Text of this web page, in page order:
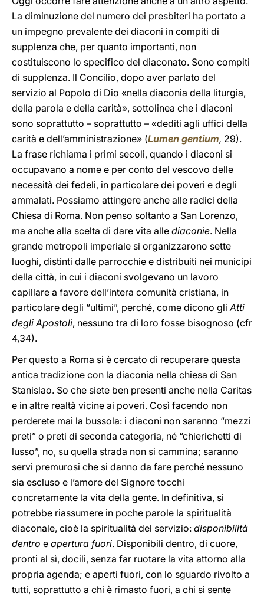
La diminuzione del numero dei presbiteri ha portato a
un impegno prevalente dei diaconi in compiti di
supplenza che, per quanto importanti, non
costituiscono lo specifico del diaconato. Sono compiti
di supplenza. Il Concilio, dopo aver parlato del
servizio al Popolo di Dio «nella diaconia della liturgia,
della parola e della carità», sottolinea che i diaconi
sono soprattutto – soprattutto – «dediti agli uffici della
carità e dell’amministrazione» (Lumen gentium, 29).
La frase richiama i primi secoli, quando i diaconi si
occupavano a nome e per conto del vescovo delle
necessità dei fedeli, in particolare dei poveri e degli
ammalati. Possiamo attingere anche alle radici della
Chiesa di Roma. Non penso soltanto a San Lorenzo,
ma anche alla scelta di dare vita alle diaconie. Nella
grande metropoli imperiale si organizzarono sette
luoghi, distinti dalle parrocchie e distribuiti nei municipi
della città, in cui i diaconi svolgevano un lavoro
capillare a favore dell’intera comunità cristiana, in
particolare degli “ultimi”, perché, come dicono gliAtti
degli Apostoli, nessuno tra di loro fosse bisognoso (cfr
4,34).
Per questo a Roma si è cercato di recuperare questa
antica tradizione con la diaconia nella chiesa di San
Stanislao. So che siete ben presenti anche nella Caritas
e in altre realtà vicine ai poveri. Così facendo non
perderete mai la bussola: i diaconi non saranno “mezzi
preti” o preti di seconda categoria, né “chierichetti di
lusso”, no, su quella strada non si cammina; saranno
servi premurosi che si danno da fare perché nessuno
sia escluso e l’amore del Signore tocchi
concretamente la vita della gente. In definitiva, si
potrebbe riassumere in poche parole la spiritualità
diaconale, cioè la spiritualità del servizio: disponibilità
dentro e apertura fuori. Disponibili dentro, di cuore,
pronti al sì, docili, senza far ruotare la vita attorno alla
propria agenda; e aperti fuori, con lo sguardo rivolto a
tutti, soprattutto a chi è rimasto fuori, a chi si sente